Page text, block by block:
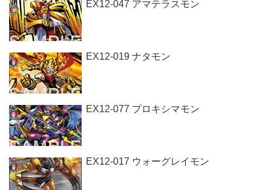
EX12-047 アマテラスモン
EX12-019 ナタモン
EX12-077 プロキシマモン
EX12-017 ウォーグレイモン